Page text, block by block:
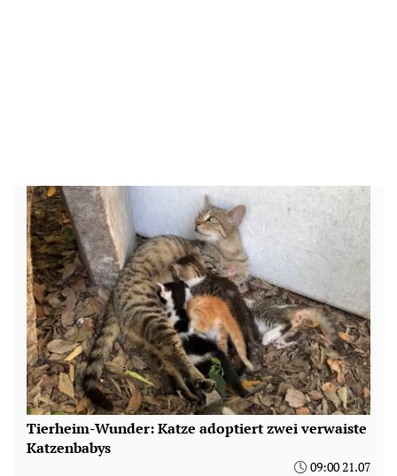
Tierheim-Wunder: Katze adoptiert zwei verwaiste
Katzenbabys
09:00 21.07